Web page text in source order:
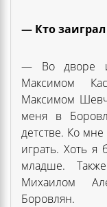
— Кто
— Во дворе
Максимом
Максимом
меня в
детстве. Ко
играть. Хоть я
младше.
Михаилом
Боровлян.